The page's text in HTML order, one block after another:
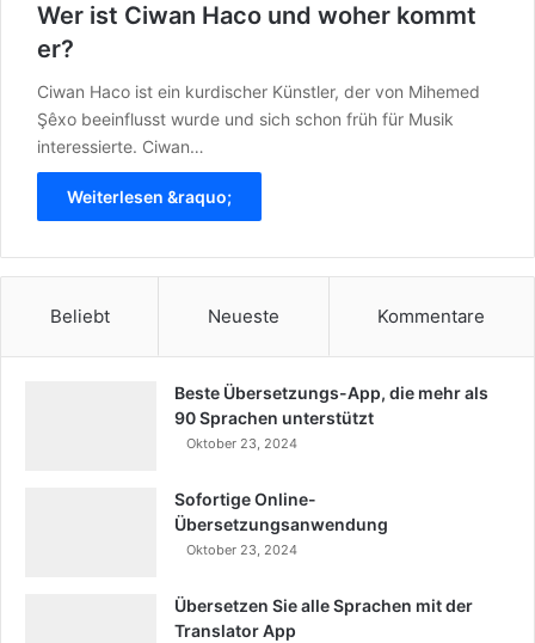
Wer ist Ciwan Haco und woher kommt
er?
Ciwan Haco ist ein kurdischer Künstler, der von Mihemed
Şêxo beeinflusst wurde und sich schon früh für Musik
interessierte. Ciwan…
Weiterlesen &raquo;
Beliebt Neueste Kommentare
Beste Übersetzungs-App, die mehr als
90 Sprachen unterstützt
Oktober 23, 2024
Sofortige Online-
Übersetzungsanwendung
Oktober 23, 2024
Übersetzen Sie alle Sprachen mit der
Translator App